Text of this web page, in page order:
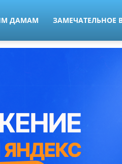
ДАМАМ ЗАМЕЧАТЕЛЬНОЕ